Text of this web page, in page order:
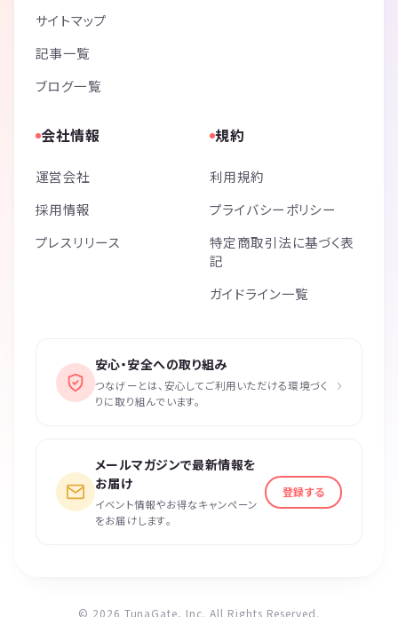
サイトマップ
記事一覧
ブログ一覧
会社情報
運営会社
採用情報
プレスリリース
規約
利用規約
プライバシーポリシー
特定商取引法に基づく表
記
ガイドライン一覧
安心・安全への取り組み
つなげーとは、安心してご利用いただける環境づく
りに取り組んでいます。
›
メールマガジンで最新情報を
お届け
イベント情報やお得なキャンペーン
をお届けします。
登録する
© 2026 TunaGate, Inc. All Rights Reserved.